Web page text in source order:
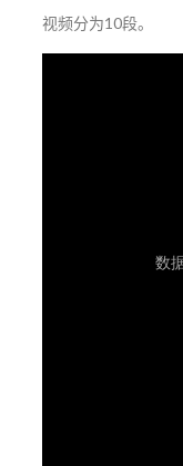
视频分为10段。